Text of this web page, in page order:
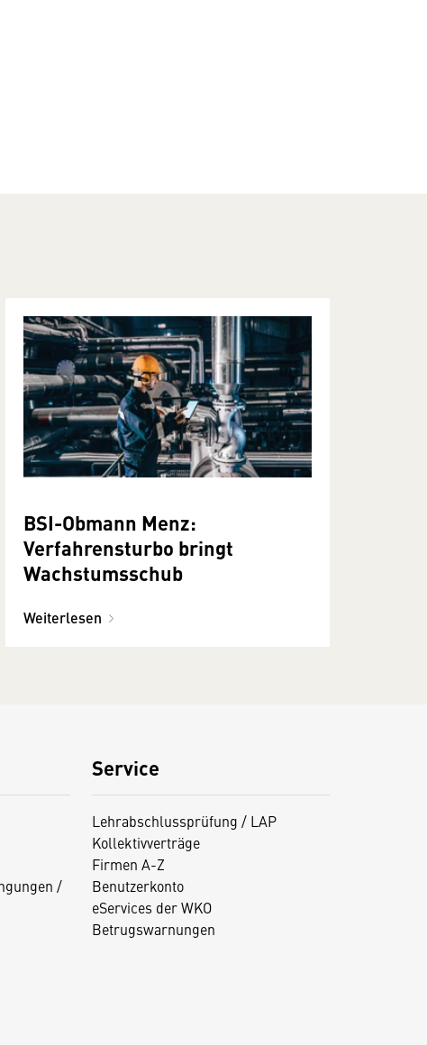
BSI-Obmann Menz:
Verfahrensturbo bringt
Wachstumsschub
Weiterlesen
/
Service
Lehrabschlussprüfung / LAP
Kollektivverträge
Firmen A-Z
Benutzerkonto
eServices der WKO
Betrugswarnungen